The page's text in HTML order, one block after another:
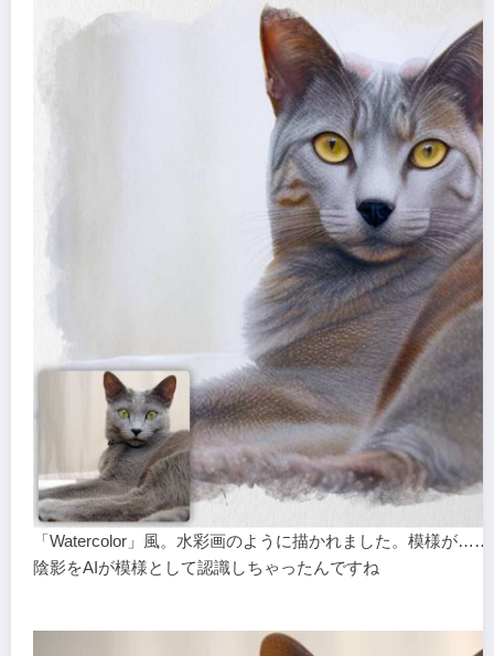
「Watercolor」風。水彩画のように描かれました。模様が
陰影をAIが模様として認識しちゃったんですね